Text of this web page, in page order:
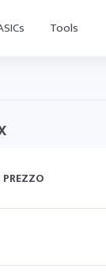
Tools
PREZZO